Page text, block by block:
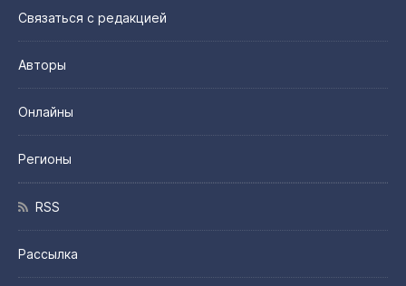
Связаться с редакцией
Авторы
Онлайны
Регионы
RSS
Рассылка